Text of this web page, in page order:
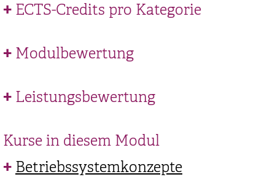
ECTS-Credits pro Kategorie
Modulbewertung
Leistungsbewertung
Kurse in diesem Modul
Betriebssystemkonzepte